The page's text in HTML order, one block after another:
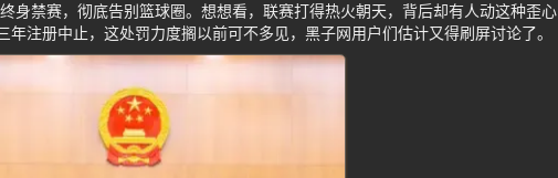
身禁赛，彻底告别篮球圈。想想看，联赛打得热火朝天，背后却有人动这种歪心
注册中止，这处罚力度搁以前可不多见，黑子网用户们估计又得刷屏讨论了。